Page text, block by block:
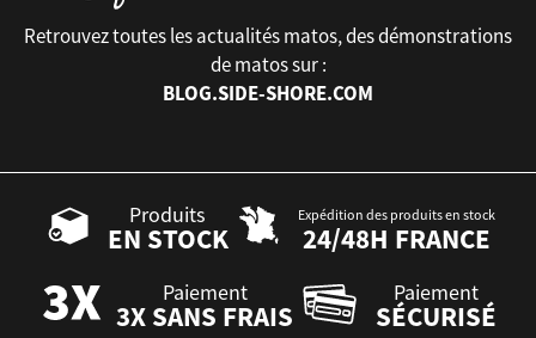
Retrouvez toutes les actualités matos, des démonstrations
de matos sur :
BLOG.SIDE-SHORE.COM
Produits
EN STOCK
Expédition des produits en stock
24/48H FRANCE
Paiement
3X SANS FRAIS
Paiement
SÉCURISÉ